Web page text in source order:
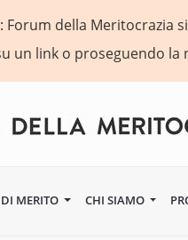
Forum della Meritocrazia
un link o proseguendo
MERITO CHI SIAMO